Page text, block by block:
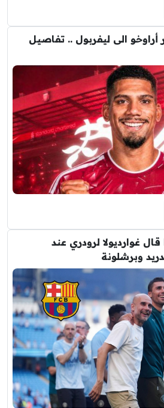
أراوخو الى ليفربول .. تفاصيل
غوارديولا لرودري عند
وبرشلونة